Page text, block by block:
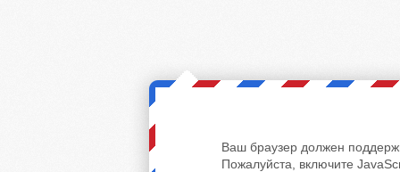
Ваш браузер должен
Пожалуйста, включите